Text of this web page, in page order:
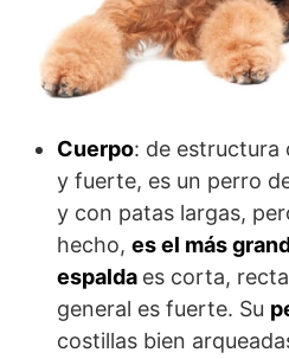
Cuerpo: de estructura
y fuerte, es un perro
y con patas largas,
hecho, es el más
espalda es corta,
general es fuerte. Su
costillas bien